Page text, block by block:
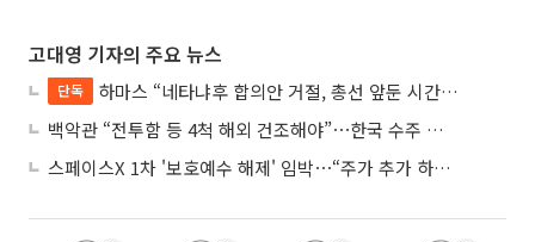
고대영 기자의 주요 뉴스
단독
하마스 “네타냐후 합의안 거절, 총선 앞둔 시간 끌기”
백악관 “전투함 등 4척 해외 건조해야”⋯한국 수주 기대
스페이스X 1차 '보호예수 해제' 임박⋯“주가 추가 하락 가능성”